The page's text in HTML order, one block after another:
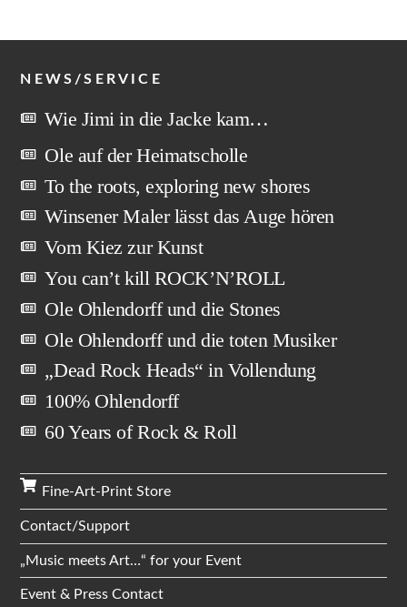
NEWS/SERVICE
Wie Jimi in die Jacke kam…
Ole auf der Heimatscholle
To the roots, exploring new shores
Winsener Maler lässt das Auge hören
Vom Kiez zur Kunst
You can’t kill ROCK’N’ROLL
Ole Ohlendorff und die Stones
Ole Ohlendorff und die toten Musiker
„Dead Rock Heads“ in Vollendung
100% Ohlendorff
60 Years of Rock & Roll
Fine-Art-Print Store
Contact/Support
„Music meets Art…“ for your Event
Event & Press Contact